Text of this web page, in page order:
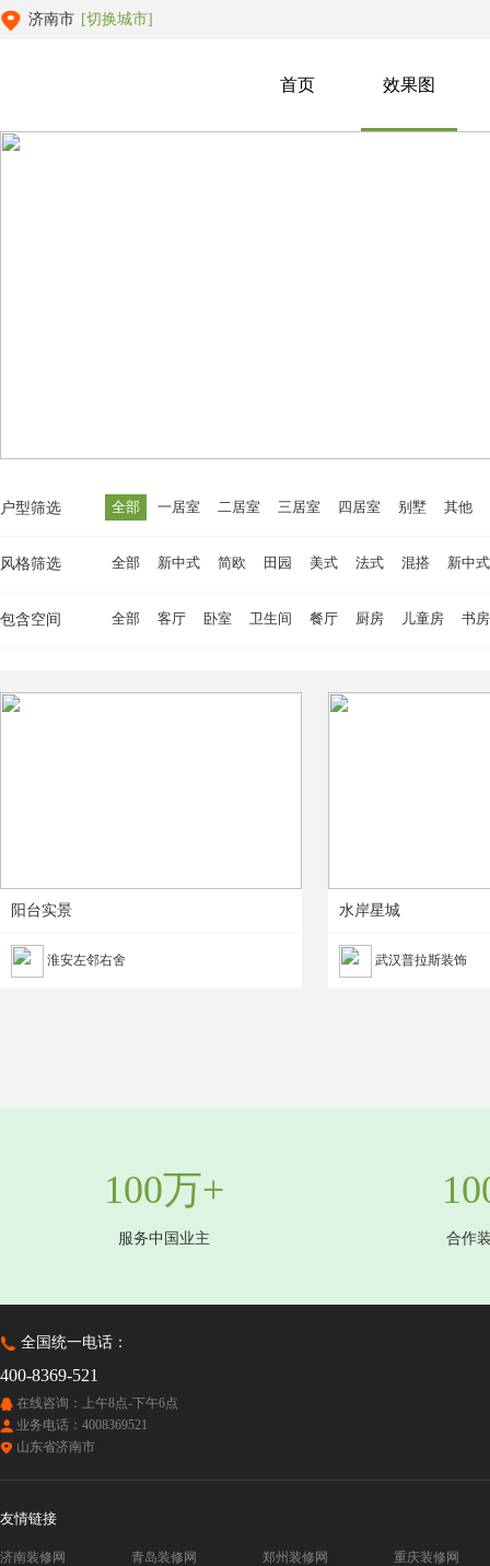
济南市 [切换城市]
首页 效果图
户型筛选 全部 一居室 二居室 三居室 四居室 别墅 其他
风格筛选 全部 新中式 简欧 田园 美式 法式 混搭 新中式
包含空间 全部 客厅 卧室 卫生间 餐厅 厨房 儿童房 书房
阳台实景
淮安左邻右舍
水岸星城
武汉普拉斯装饰
100万+
服务中国业主 合作
全国统一电话：
400-8369-521
在线咨询：上午8点-下午6点
业务电话：4008369521
山东省济南市
友情链接
济南装修网 青岛装修网 郑州装修网
重庆装修网